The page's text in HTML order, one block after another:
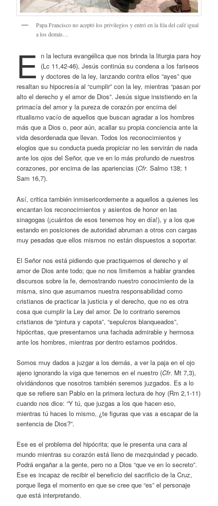
Papa Francisco no aceptó los privilegios y entró en la fila del café igual
a los demás…
E n la lectura evangélica que nos brinda la liturgia para hoy
(Lc 11,42-46), Jesús continúa su condena a los fariseos
y doctores de la ley, lanzando contra ellos “ayes” que
resaltan su hipocresía al “cumplir” con la ley, mientras “pasan por
alto el derecho y el amor de Dios”. Jesús sigue insistiendo en la
primacía del amor y la pureza de corazón por encima del
ritualismo vacío de aquellos que buscan agradar a los hombres
más que a Dios o, peor aún, acallar su propia conciencia ante la
vida desordenada que llevan. Todos los reconocimientos y
elogios que su conducta pueda propiciar no les servirán de nada
ante los ojos del Señor, que ve en lo más profundo de nuestros
corazones, por encima de las apariencias (Cfr. Salmo 138; 1
Sam 16,7).
Así, critica también inmisericordemente a aquellos a quienes les
encantan los reconocimientos y asientos de honor en las
sinagogas (¡cuántos de esos tenemos hoy en día!), y a los que
estando en posiciones de autoridad abruman a otros con cargas
muy pesadas que ellos mismos no están dispuestos a soportar.
El Señor nos está pidiendo que practiquemos el derecho y el
amor de Dios ante todo; que no nos limitemos a hablar grandes
discursos sobre la fe, demostrando nuestro conocimiento de la
misma, sino que asumamos nuestra responsabilidad como
cristianos de practicar la justicia y el derecho, que no es otra
cosa que cumplir la Ley del amor. De lo contrario seremos
cristianos de “pintura y capota”, “sepulcros blanqueados”,
hipócritas, que presentamos una fachada admirable y hermosa
ante los hombres, mientras por dentro estamos podridos.
Somos muy dados a juzgar a los demás, a ver la paja en el ojo
ajeno ignorando la viga que tenemos en el nuestro (Cfr. Mt 7,3),
olvidándonos que nosotros también seremos juzgados. Es a lo
que se refiere san Pablo en la primera lectura de hoy (Rm 2,1-11)
cuando nos dice: “Y tú, que juzgas a los que hacen eso,
mientras tú haces lo mismo, ¿te figuras que vas a escapar de la
sentencia de Dios?”.
Ese es el problema del hipócrita; que le presenta una cara al
mundo mientras su corazón está lleno de mezquindad y pecado.
Podrá engañar a la gente, pero no a Dios “que ve en lo secreto”.
Ese es incapaz de recibir el beneficio del sacrificio de la Cruz,
porque llega el momento en que se cree que “es” el personaje
que está interpretando.